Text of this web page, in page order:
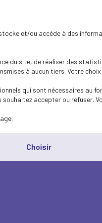
et/ou accède à des
du site, de réaliser des
à aucun tiers. Votre
qui sont nécessaires au
accepter ou refuser.
Choisir